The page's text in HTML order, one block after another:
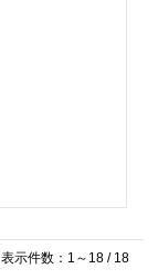
表示件数：1～18 / 18